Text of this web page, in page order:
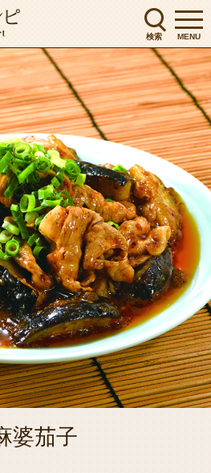
検索 MENU
婆茄子